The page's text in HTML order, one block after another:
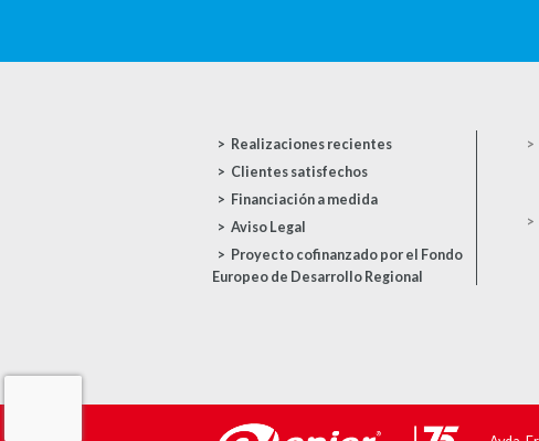
Realizaciones recientes
Clientes satisfechos
Financiación a medida
Aviso Legal
Proyecto cofinanzado por el Fondo
Europeo de Desarrollo Regional